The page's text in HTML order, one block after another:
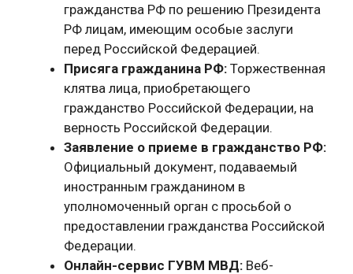
гражданства РФ по решению Президента
РФ лицам, имеющим особые заслуги
перед Российской Федерацией.
Присяга гражданина РФ: Торжественная
клятва лица, приобретающего
гражданство Российской Федерации, на
верность Российской Федерации.
Заявление о приеме в гражданство РФ:
Официальный документ, подаваемый
иностранным гражданином в
уполномоченный орган с просьбой о
предоставлении гражданства Российской
Федерации.
Онлайн-сервис ГУВМ МВД: Веб-